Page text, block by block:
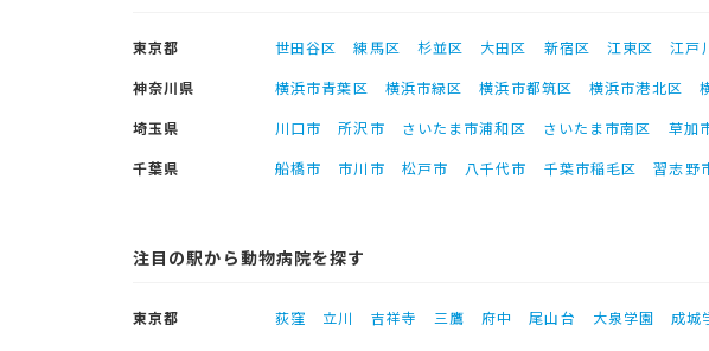
東京都 世田谷区 練馬区 杉並区 大田区 新宿区 江東区 江戸
神奈川県
横浜市青葉区 横浜市緑区 横浜市都筑区 横浜市港北区
埼玉県
川口市 所沢市 さいたま市浦和区 さいたま市南区 草加
千葉県
船橋市 市川市 松戸市 八千代市 千葉市稲毛区 習志野
注目の駅から動物病院を探す
東京都 荻窪 立川 吉祥寺 三鷹 府中 尾山台 大泉学園 成城